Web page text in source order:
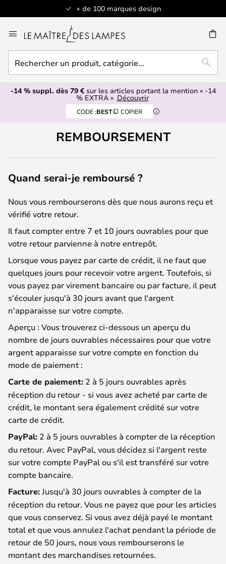
+ de 100 marques design
au
contenu
un
produit,
catégorie...
-14 % suppl. dès 79 €sur les articles portant la mention « -14
% EXTRA » Découvrir
CODE :BEST COPIER
REMBOURSEMENT
Quand serai-je remboursé ?
Nous vous rembourserons dès que nous aurons reçu et
vérifié votre retour.
Il faut compter entre 7 et 10 jours ouvrables pour que
votre retour parvienne à notre entrepôt.
Lorsque vous payez par carte de crédit, il ne faut que
quelques jours pour recevoir votre argent. Toutefois, si
vous payez par virement bancaire ou par facture, il peut
s'écouler jusqu'à 30 jours avant que l'argent
n'apparaisse sur votre compte.
Aperçu : Vous trouverez ci-dessous un aperçu du
nombre de jours ouvrables nécessaires pour que votre
argent apparaisse sur votre compte en fonction du
mode de paiement :
Carte de paiement: 2 à 5 jours ouvrables après
réception du retour - si vous avez acheté par carte de
crédit, le montant sera également crédité sur votre
carte de crédit.
PayPal: 2 à 5 jours ouvrables à compter de la réception
du retour. Avec PayPal, vous décidez si l'argent reste
sur votre compte PayPal ou s'il est transféré sur votre
compte bancaire.
Facture: Jusqu'à 30 jours ouvrables à compter de la
réception du retour. Vous ne payez que pour les articles
que vous conservez. Si vous avez déjà payé le montant
total et que vous annulez l'achat pendant la période de
retour de 50 jours, nous vous rembourserons le
montant des marchandises retournées.